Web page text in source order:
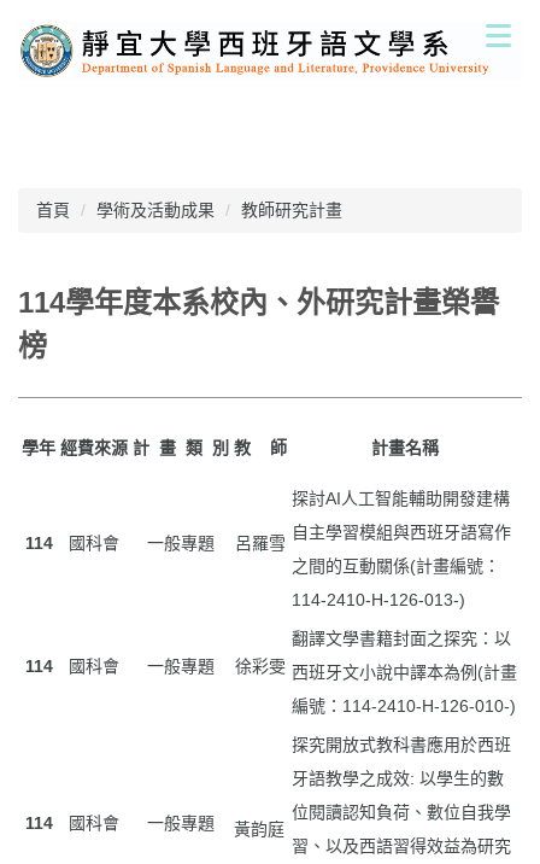
到
主
首頁 學術及活動成果 教師研究計畫
114學年度本系校內、外研究計畫榮譽
榜
學年 經費來源 計 畫 類 別 教 師 計畫名稱
114 國科會 一般專題 呂羅雪
探討AI人工智能輔助開發建構
自主學習模組與西班牙語寫作
之間的互動關係(計畫編號：
114-2410-H-126-013-)
114 國科會 一般專題 徐彩雯
翻譯文學書籍封面之探究：以
西班牙文小說中譯本為例(計畫
編號：114-2410-H-126-010-)
114 國科會 一般專題 黃韵庭
探究開放式教科書應用於西班
牙語教學之成效: 以學生的數
位閱讀認知負荷、數位自我學
習、以及西語習得效益為研究